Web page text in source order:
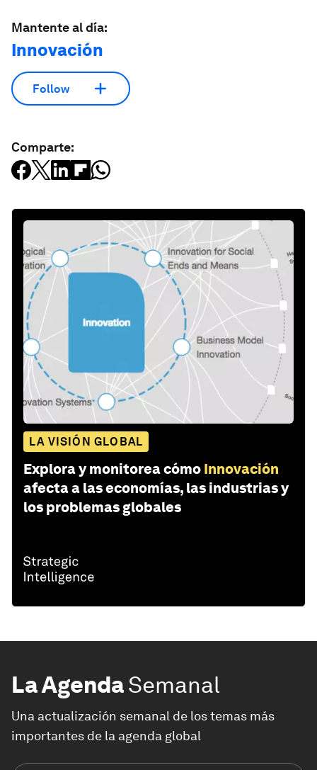
Mantente al día:
Innovación
Follow
Comparte:
LA VISIÓN GLOBAL
Explora y monitorea cómo Innovación
afecta a las economías, las industrias y
los problemas globales
La AgendaSemanal
Una actualización semanal de los temas más
importantes de la agenda global